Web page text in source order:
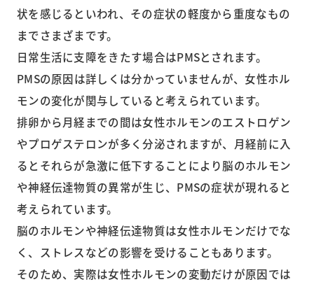
状を感じるといわれ、その症状の軽度から重度なもの
までさまざまです。
日常生活に支障をきたす場合はPMSとされます。
PMSの原因は詳しくは分かっていませんが、女性ホル
モンの変化が関与していると考えられています。
排卵から月経までの間は女性ホルモンのエストロゲン
やプロゲステロンが多く分泌されますが、月経前に入
るとそれらが急激に低下することにより脳のホルモン
や神経伝達物質の異常が生じ、PMSの症状が現れると
考えられています。
脳のホルモンや神経伝達物質は女性ホルモンだけでな
く、ストレスなどの影響を受けることもあります。
そのため、実際は女性ホルモンの変動だけが原因では